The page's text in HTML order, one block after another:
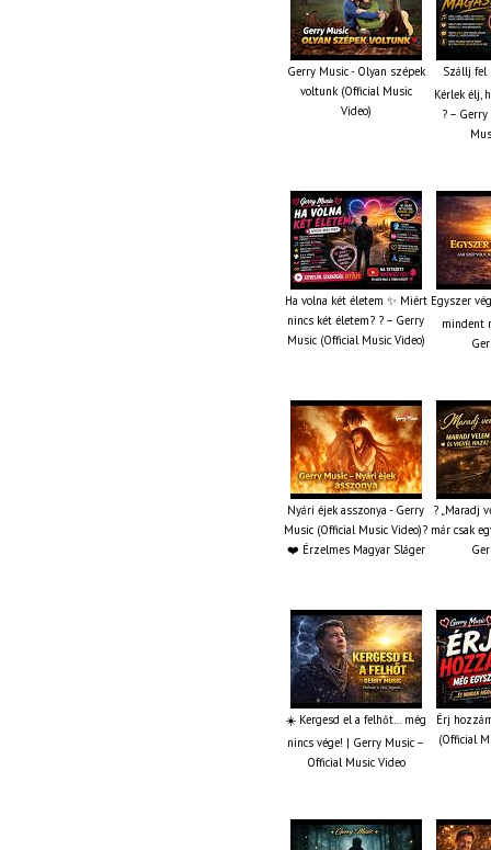
Gerry Music - Olyan szépek
voltunk (Official Music
Video)
Szállj fel
Kérlek élj,
? –
Ha volna két életem ✨ Miért
nincs két életem? ? – Gerry
Music (Official Music Video)
Egyszer
mindent
Nyári éjek asszonya - Gerry
Music (Official Music Video)?
❤️ Érzelmes Magyar Sláger
? „Maradj
már csak
☀️ Kergesd el a felhőt… még
nincs vége! | Gerry Music –
Official Music Video
Érj
(Official